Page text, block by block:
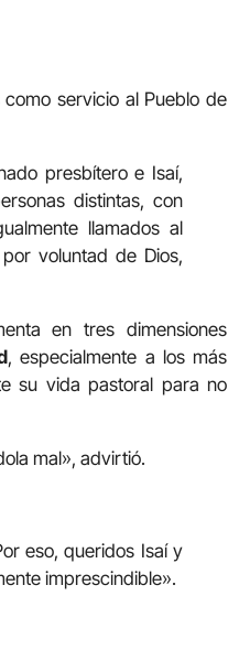
servicio al Pueblo de
presbítero e Isaí,
distintas, con
llamados al
voluntad de Dios,
en tres dimensiones
, especialmente a los más
su vida pastoral para no
mal», advirtió.
eso, queridos Isaí y
imprescindible».